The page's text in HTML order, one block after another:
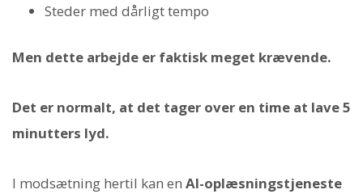
Steder med dårligt tempo
Men dette arbejde er faktisk meget krævende.
Det er normalt, at det tager over en time at lave 5
minutters lyd.
I modsætning hertil kan en AI-oplæsningstjeneste